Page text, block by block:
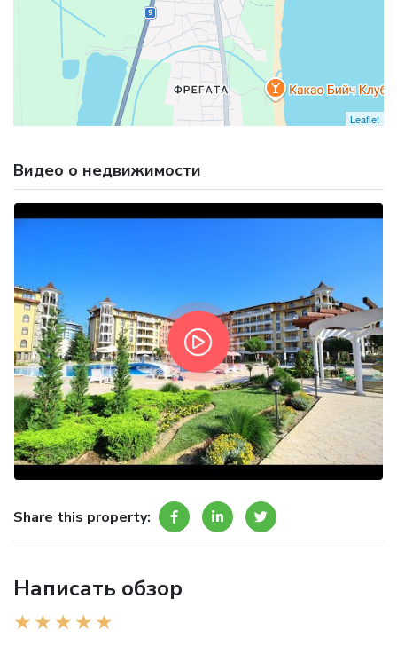
Leaflet
Видео о недвижимости
Share this property:
Написать обзор